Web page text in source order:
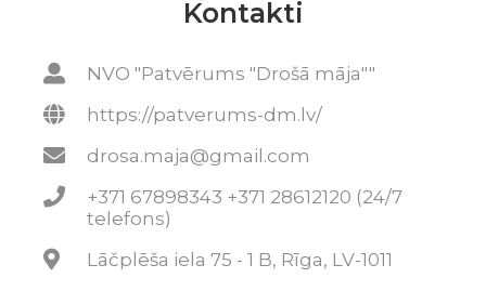
Kontakti
NVO "Patvērums "Drošā māja""
https://patverums-dm.lv/
drosa.maja@gmail.com
+371 67898343 +371 28612120 (24/7
telefons)
Lāčplēša iela 75 - 1 B, Rīga, LV-1011